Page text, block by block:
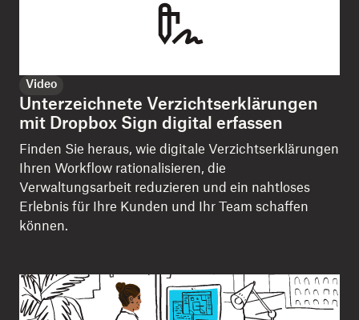
Video
Unterzeichnete Verzichtserklärungen
mit Dropbox Sign digital erfassen
Finden Sie heraus, wie digitale Verzichtserklärungen
Ihren Workflow rationalisieren, die
Verwaltungsarbeit reduzieren und ein nahtloses
Erlebnis für Ihre Kunden und Ihr Team schaffen
können.